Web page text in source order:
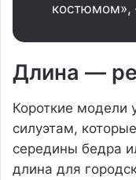
костюмом»,
Длина —
Короткие модели
силуэтам,
середины бедра
длина для